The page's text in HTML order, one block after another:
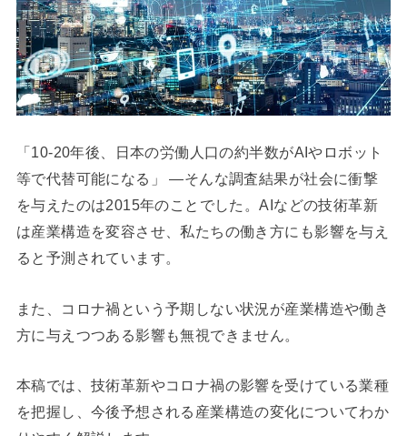
「10-20年後、日本の労働人口の約半数がAIやロボット
等で代替可能になる」 ―そんな調査結果が社会に衝撃
を与えたのは2015年のことでした。AIなどの技術革新
は産業構造を変容させ、私たちの働き方にも影響を与え
ると予測されています。
また、コロナ禍という予期しない状況が産業構造や働き
方に与えつつある影響も無視できません。
本稿では、技術革新やコロナ禍の影響を受けている業種
を把握し、今後予想される産業構造の変化についてわか